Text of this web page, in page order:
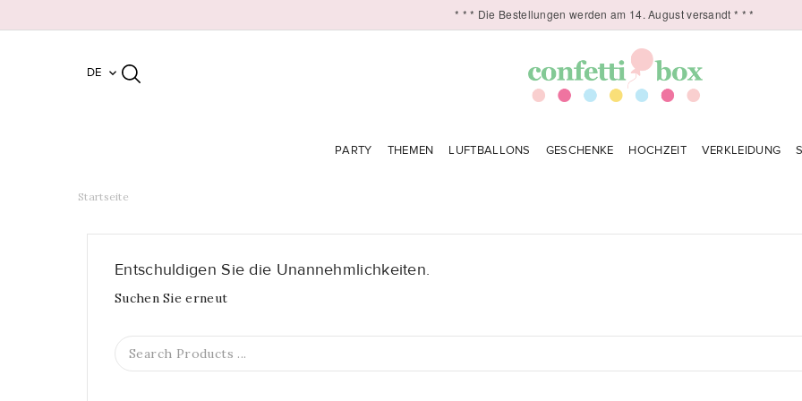
* * * Die Bestellungen werden am 14. August versandt * * *
DE 
PARTY THEMEN LUFTBALLONS GESCHENKE HOCHZEIT VERKLEIDUNG
Startseite
Entschuldigen Sie die Unannehmlichkeiten.
Suchen Sie erneut